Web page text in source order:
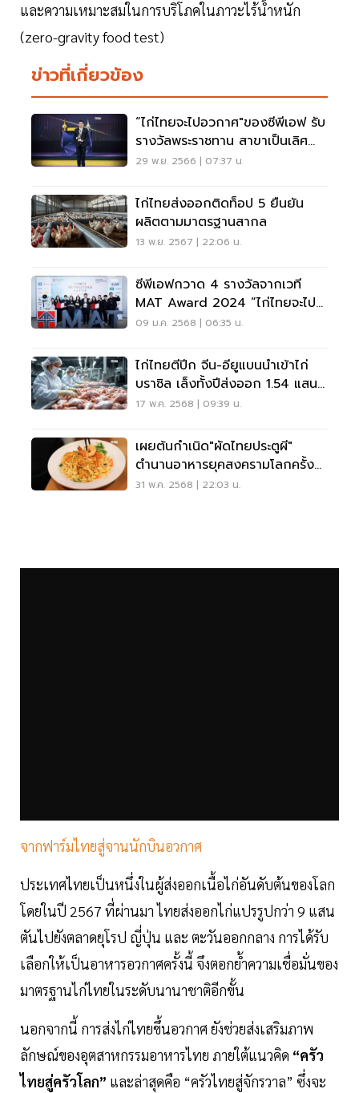
และความเหมาะสมในการบริโภคในภาวะไร้น้ำหนัก
(zero-gravity food test)
ข่าวที่เกี่ยวข้อง
“ไก่ไทยจะไปอวกาศ"ของซีพีเอฟ รับ
รางวัลพระราชทาน สาขาเป็นเลิศ
ด้านการตลาด
29 พ.ย. 2566 | 07:37 น.
ไก่ไทยส่งออกติดท็อป 5 ยืนยัน
ผลิตตามมาตรฐานสากล
13 พ.ย. 2567 | 22:06 น.
ซีพีเอฟกวาด 4 รางวัลจากเวที
MAT Award 2024 “ไก่ไทยจะไป
อวกาศ”ไม่พลาด
09 ม.ค. 2568 | 06:35 น.
ไก่ไทยตีปีก จีน-อียูแบนนำเข้าไก่
บราซิล เล็งทั้งปีส่งออก 1.54 แสน
ล้าน
17 พ.ค. 2568 | 09:39 น.
เผยต้นกำเนิด"ผัดไทยประตูผี"
ตำนานอาหารยุคสงครามโลกครั้งที่
2
31 พ.ค. 2568 | 22:03 น.
จากฟาร์มไทยสู่จานนักบินอวกาศ
ประเทศไทยเป็นหนึ่งในผู้ส่งออกเนื้อไก่อันดับต้นของโลก
โดยในปี 2567 ที่ผ่านมา ไทยส่งออกไก่แปรรูปกว่า 9 แสน
ตันไปยังตลาดยุโรป ญี่ปุ่น และ ตะวันออกกลาง การได้รับ
เลือกให้เป็นอาหารอวกาศครั้งนี้ จึงตอกย้ำความเชื่อมั่นของ
มาตรฐานไก่ไทยในระดับนานาชาติอีกขั้น
นอกจากนี้ การส่งไก่ไทยขึ้นอวกาศ ยังช่วยส่งเสริมภาพ
ลักษณ์ของอุตสาหกรรมอาหารไทย ภายใต้แนวคิด “ครัว
ไทยสู่ครัวโลก” และล่าสุดคือ “ครัวไทยสู่จักรวาล” ซึ่งจะ